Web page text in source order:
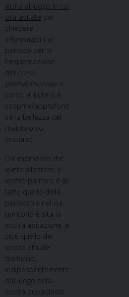
vicina al luogo in cui
ora abitate per
chiedere
informazioni al
parroco per la
frequentazione
del corso
prematrimoniale: il
corso vi aiuterà a
scoprire/approfond
ire la bellezza del
matrimonio
cristiano.
Dal momento che
vivete all’estero, il
vostro parroco è di
fatto quello della
parrocchia nel cui
territorio è sita la
vostra abitazione, e
cioè quello del
vostro attuale
domicilio,
indipendentemente
dal luogo della
vostra precedente